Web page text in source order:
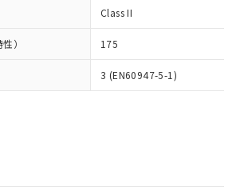
Class II
） 175
3 (EN60947-5-1)
談に必要な範囲で利用すること
の共同利用者とは、"個人情報
の「1.共同利
の範囲」に記載されている法人を
。
令（10物質）の非含有証明書
含有証明書（当社基準）
は発行日時点で非含有を証明す
過去に遡って非含有を証明する
キャンセル